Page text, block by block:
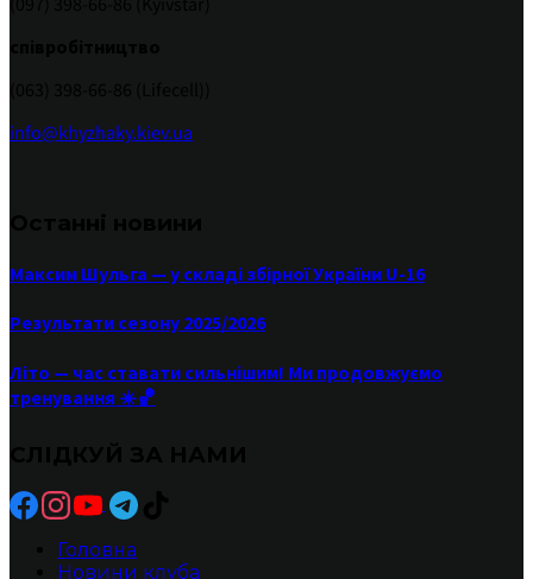
info@khyzhaky.kiev.ua
Максим Шульга — у складі збірної України U-16
Результати сезону 2025/2026
Літо — час ставати сильнішим! Ми продовжуємо
тренування ☀️🏀
Головна
Новини клуба